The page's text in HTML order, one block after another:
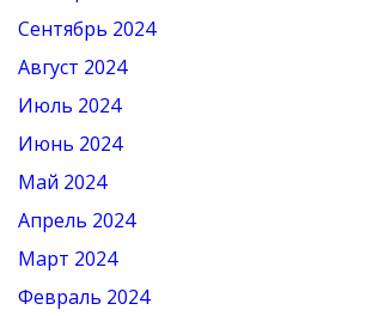
Сентябрь 2024
Август 2024
Июль 2024
Июнь 2024
Май 2024
Апрель 2024
Март 2024
Февраль 2024